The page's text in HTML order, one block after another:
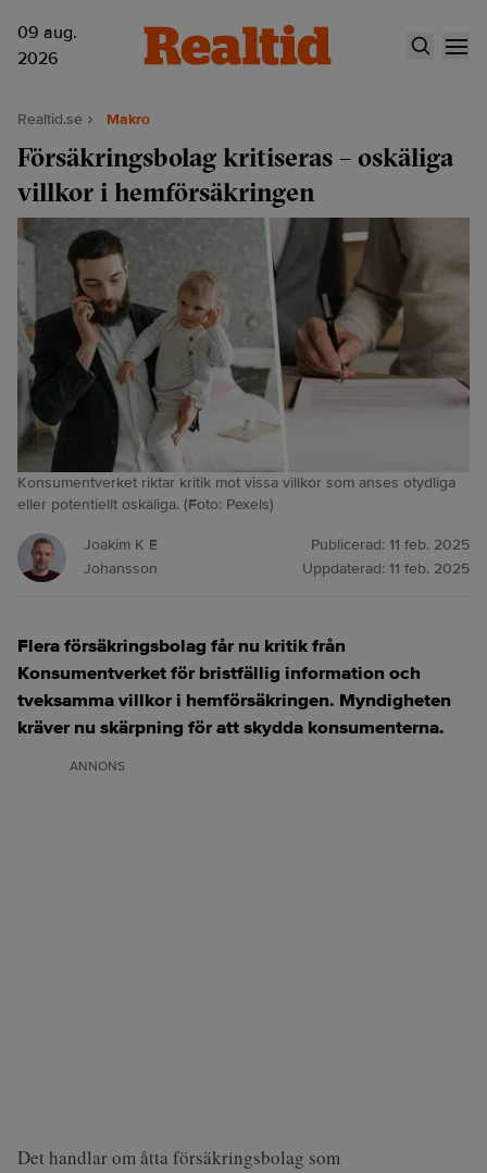
09 aug.
2026
Realtid.se Makro
Försäkringsbolag kritiseras – oskäliga
villkor i hemförsäkringen
Konsumentverket riktar kritik mot vissa villkor som anses otydliga
eller potentiellt oskäliga. (Foto: Pexels)
Joakim K E
Johansson
Publicerad: 11 feb. 2025
Uppdaterad: 11 feb. 2025
Flera försäkringsbolag får nu kritik från
Konsumentverket för bristfällig information och
tveksamma villkor i hemförsäkringen. Myndigheten
kräver nu skärpning för att skydda konsumenterna.
ANNONS
Det handlar om åtta försäkringsbolag som